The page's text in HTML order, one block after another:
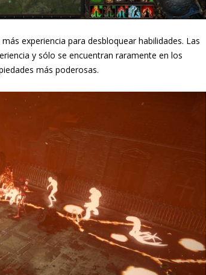
experiencia para desbloquear habilidades. Las
y sólo se encuentran raramente en los
más poderosas.